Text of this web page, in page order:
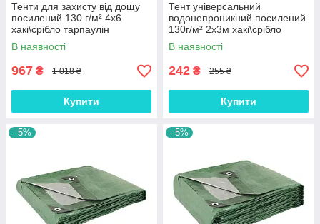
Тенти для захисту від дощу
посилений 130 г/м² 4х6
хакі\срібло тарпаулін
будівельний
водонепроникний (ml-31121)
В наявності
967 ₴ 1 018 ₴
Купити
Тент універсальний
водонепроникний посилений
130г/м² 2х3м хакі\срібло
захист від дощу тарпаулін
(ml-31124)
В наявності
242 ₴ 255 ₴
Купити
–5% –5%